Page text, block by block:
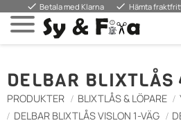
Menü
done Betala med Klarna done Hämta
DELBAR BLIXTLÅS
PRODUKTER BLIXTLÅS & LÖPARE
DELBAR BLIXTLÅS VISLON 1-VÄG